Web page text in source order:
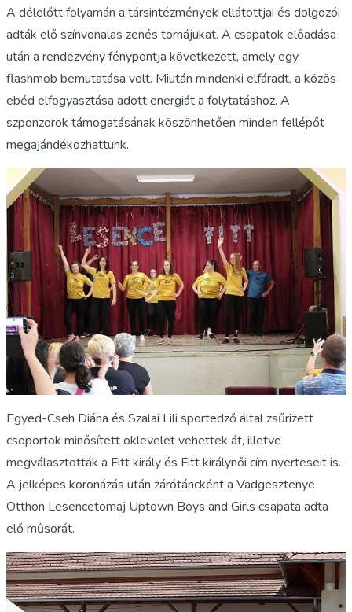
A délelőtt folyamán a társintézmények ellátottjai és dolgozói
adták elő színvonalas zenés tornájukat. A csapatok előadása
után a rendezvény fénypontja következett, amely egy
flashmob bemutatása volt. Miután mindenki elfáradt, a közös
ebéd elfogyasztása adott energiát a folytatáshoz. A
szponzorok támogatásának köszönhetően minden fellépőt
megajándékozhattunk.
Egyed-Cseh Diána és Szalai Lili sportedző által zsűrizett
csoportok minősített oklevelet vehettek át, illetve
megválasztották a Fitt király és Fitt királynői cím nyerteseit is.
A jelképes koronázás után zárótáncként a Vadgesztenye
Otthon Lesencetomaj Uptown Boys and Girls csapata adta
elő műsorát.